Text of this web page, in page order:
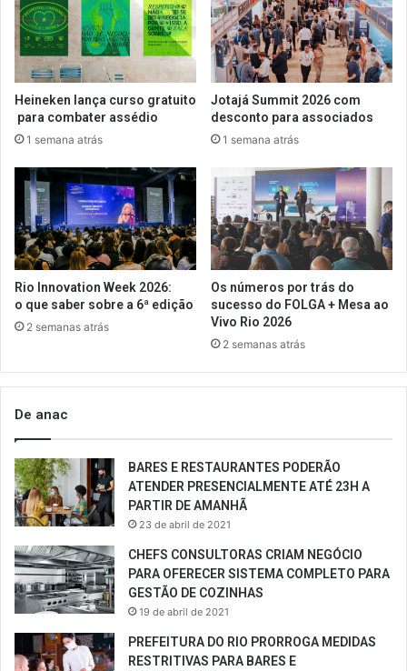
Heineken lança curso gratuito
para combater assédio
1 semana atrás
Jotajá Summit 2026 com
desconto para associados
1 semana atrás
Rio Innovation Week 2026:
o que saber sobre a 6ª edição
2 semanas atrás
Os números por trás do
sucesso do FOLGA + Mesa ao
Vivo Rio 2026
2 semanas atrás
De anac
BARES E RESTAURANTES PODERÃO
ATENDER PRESENCIALMENTE ATÉ 23H A
PARTIR DE AMANHÃ
23 de abril de 2021
CHEFS CONSULTORAS CRIAM NEGÓCIO
PARA OFERECER SISTEMA COMPLETO PARA
GESTÃO DE COZINHAS
19 de abril de 2021
PREFEITURA DO RIO PRORROGA MEDIDAS
RESTRITIVAS PARA BARES E